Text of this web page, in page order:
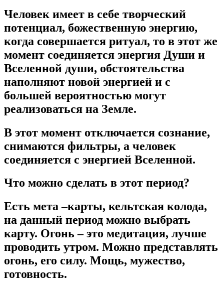
Человек имеет в себе творческий
потенциал, божественную энергию,
когда совершается ритуал, то в этот же
момент соединяется энергия Души и
Вселенной души, обстоятельства
наполняют новой энергией и с
большей вероятностью могут
реализоваться на Земле.
В этот момент отключается сознание,
снимаются фильтры, а человек
соединяется с энергией Вселенной.
Что можно сделать в этот период?
Есть мета –карты, кельтская колода,
на данный период можно выбрать
карту. Огонь – это медитация, лучше
проводить утром. Можно представлять
огонь, его силу. Мощь, мужество,
готовность.